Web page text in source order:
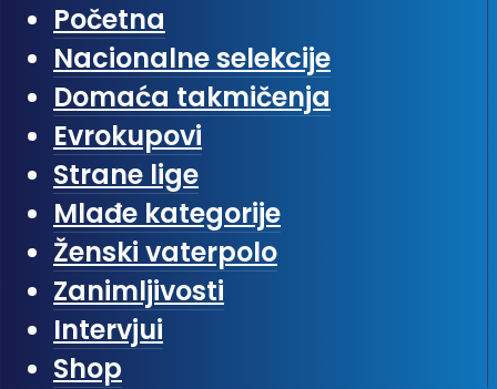
Početna
Nacionalne selekcije
Domaća takmičenja
Evrokupovi
Strane lige
Mlađe kategorije
Ženski vaterpolo
Zanimljivosti
Intervjui
Shop